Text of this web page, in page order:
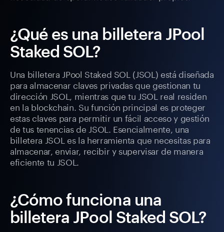
¿Qué es una billetera JPool
Staked SOL?
Una billetera JPool Staked SOL (JSOL) está diseñada
para almacenar claves privadas que gestionan tu
dirección JSOL, mientras que tu JSOL real residen
en la blockchain. Su función principal es proteger
estas claves para permitir un fácil acceso y gestión
de tus tenencias de JSOL. Esencialmente, una
billetera JSOL es la herramienta que necesitas para
almacenar, enviar, recibir y supervisar de manera
eficiente tu JSOL.
¿Cómo funciona una
billetera JPool Staked SOL?